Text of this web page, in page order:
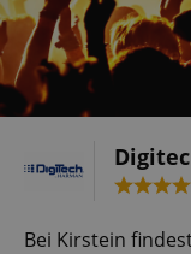
Bei Kirstein